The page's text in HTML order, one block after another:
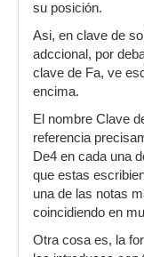
su posición.
Asi, en clave de
adccional, por
clave de Fa, ve
encima.
El nombre Clave
referencia
De4 en cada una
que estas
una de las notas
coincidiendo en
Otra cosa es, la